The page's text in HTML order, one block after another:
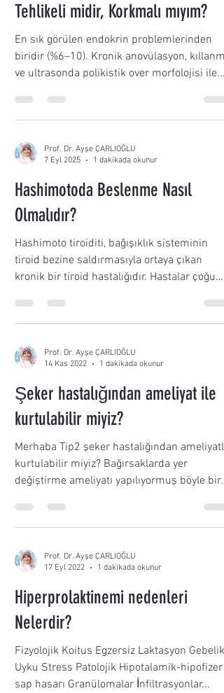
Tehlikeli midir, Korkmalı mıyım?
En sık görülen endokrin problemlerinden
biridir (%6–10). Kronik anovülasyon, kıllanma
ve ultrasonda polikistik over morfolojisi ile...
Prof. Dr. Ayşe ÇARLIOĞLU
7 Eyl 2025
1 dakikada okunur
Hashimotoda Beslenme Nasıl
Olmalıdır?
Hashimoto tiroiditi, bağışıklık sisteminin
tiroid bezine saldırmasıyla ortaya çıkan
kronik bir tiroid hastalığıdır. Hastalar çoğu
Prof. Dr. Ayşe ÇARLIOĞLU
14 Kas 2022
1 dakikada okunur
Şeker hastalığından ameliyat ile
kurtulabilir miyiz?
Merhaba Tip2 şeker hastalığından ameliyatla
kurtulabilir miyiz? Bağırsaklarda yer
değiştirme ameliyatı yapılıyormuş böyle bir
Prof. Dr. Ayşe ÇARLIOĞLU
17 Eyl 2022
1 dakikada okunur
Hiperprolaktinemi nedenleri
Nelerdir?
Fizyolojik Koitus Egzersiz Laktasyon Gebelik
Uyku Stress Patolojik Hipotalamik-hipofizer
sap hasarı Granülomalar İnfiltrasyonlar...